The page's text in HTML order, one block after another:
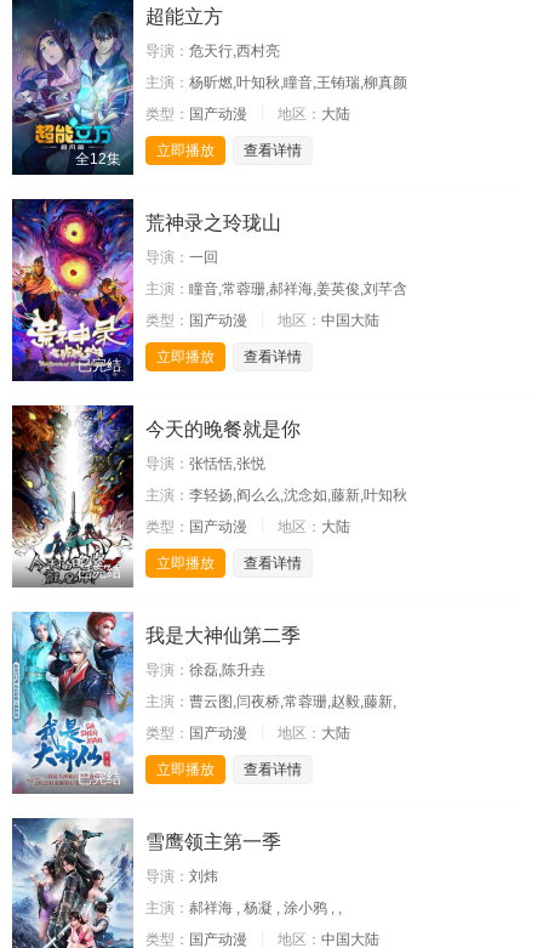
全12集
超能立方
导演： 危天行,西村亮
主演： 杨昕燃,叶知秋,瞳音,王铕瑞,柳真颜
类型： 国产动漫 地区： 大陆
立即播放 查看详情
已完结
荒神录之玲珑山
导演： 一回
主演： 瞳音,常蓉珊,郝祥海,姜英俊,刘芊含
类型： 国产动漫 地区： 中国大陆
立即播放 查看详情
已完结
今天的晚餐就是你
导演： 张恬恬,张悦
主演： 李轻扬,阎么么,沈念如,藤新,叶知秋
类型： 国产动漫 地区： 大陆
立即播放 查看详情
已完结
我是大神仙第二季
导演： 徐磊,陈升垚
主演： 曹云图,闫夜桥,常蓉珊,赵毅,藤新,
类型： 国产动漫 地区： 大陆
立即播放 查看详情
雪鹰领主第一季
导演： 刘炜
主演： 郝祥海 , 杨凝 , 涂小鸦 , ,
类型： 国产动漫 地区： 中国大陆